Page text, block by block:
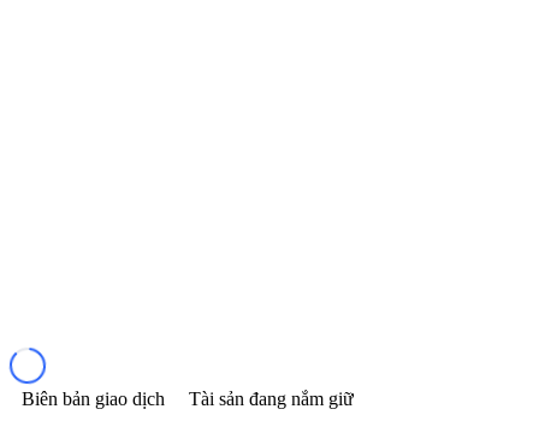
Biên bản giao dịch
Tài sản đang nắm giữ